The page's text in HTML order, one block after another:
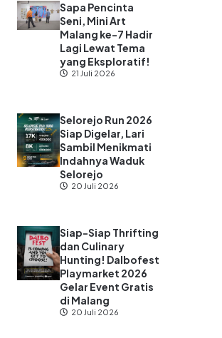
Sapa Pencinta
Seni, Mini Art
Malang ke-7 Hadir
Lagi Lewat Tema
yang Eksploratif!
21 Juli 2026
Selorejo Run 2026
Siap Digelar, Lari
Sambil Menikmati
Indahnya Waduk
Selorejo
20 Juli 2026
Siap-Siap Thrifting
dan Culinary
Hunting! Dalbofest
Playmarket 2026
Gelar Event Gratis
di Malang
20 Juli 2026